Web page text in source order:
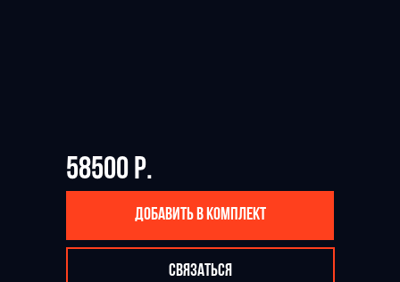
58500 Р.
ДОБАВИТЬ В КОМПЛЕКТ
СВЯЗАТЬСЯ